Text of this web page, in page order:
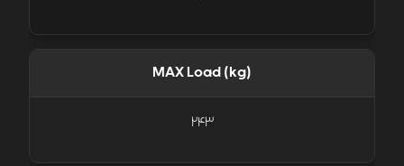
MAX Load (kg)
243